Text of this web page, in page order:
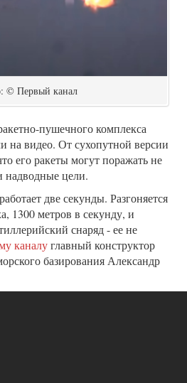
© Первый канал
пушечного комплекса
видео. От сухопутной версии
его ракеты могут поражать не
надводные цели.
две секунды. Разгоняется
1300 метров в секунду, и
снаряд - ее не
каналуглавный конструктор
базирования Александр